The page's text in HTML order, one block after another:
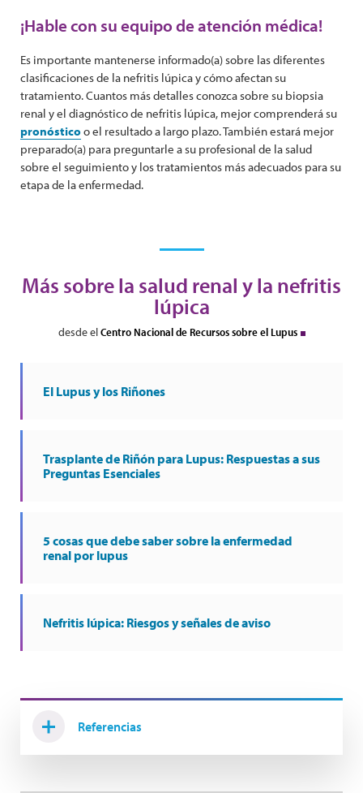
¡Hable con su equipo de atención médica!
Es importante mantenerse informado(a) sobre las diferentes
clasificaciones de la nefritis lúpica y cómo afectan su
tratamiento. Cuantos más detalles conozca sobre su biopsia
renal y el diagnóstico de nefritis lúpica, mejor comprenderá su
pronósticoo el resultado a largo plazo. También estará mejor
preparado(a) para preguntarle a su profesional de la salud
sobre el seguimiento y los tratamientos más adecuados para su
etapa de la enfermedad.
Más sobre la salud renal y la nefritis
lúpica
desde elCentro Nacional de Recursos sobre el Lupus
El Lupus y los Riñones
Trasplante de Riñón para Lupus: Respuestas a sus
Preguntas Esenciales
5 cosas que debe saber sobre la enfermedad
renal por lupus
Nefritis lúpica: Riesgos y señales de aviso
Referencias